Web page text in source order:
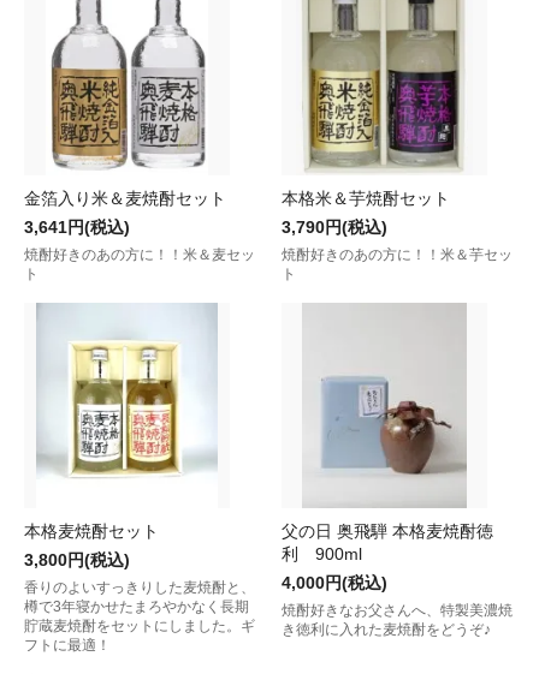
金箔入り米＆麦焼酎セット
3,641円(税込)
焼酎好きのあの方に！！米＆麦セッ
ト
本格米＆芋焼酎セット
3,790円(税込)
焼酎好きのあの方に！！米＆芋セッ
ト
本格麦焼酎セット
3,800円(税込)
香りのよいすっきりした麦焼酎と、
樽で3年寝かせたまろやかなく長期
貯蔵麦焼酎をセットにしました。ギ
フトに最適！
父の日 奥飛騨 本格麦焼酎徳
利 900ml
4,000円(税込)
焼酎好きなお父さんへ、特製美濃焼
き徳利に入れた麦焼酎をどうぞ♪